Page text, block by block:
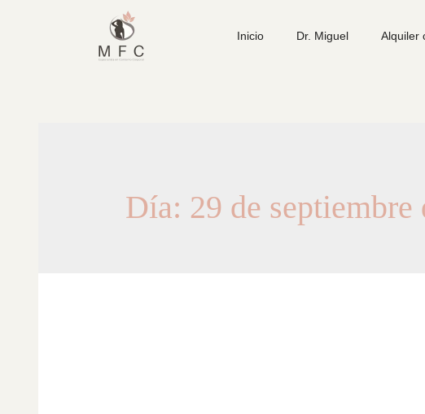
Inicio Dr. Miguel Alquiler
Día: 29 de septiembre